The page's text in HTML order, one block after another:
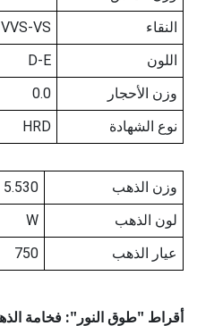
النقاء
VVS-VS
اللون
D-E
وزن الأحجار
0.0
نوع الشهادة
HRD
وزن الذهب
5.530
لون الذهب
W
عيار الذهب
750